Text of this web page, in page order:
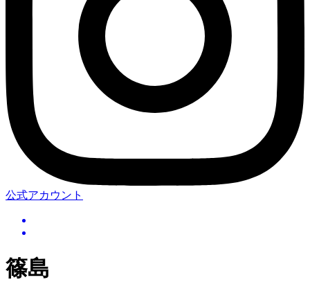
公式アカウント
篠島